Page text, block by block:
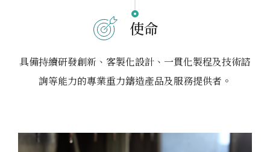
使命
具備持續研發創新、客製化設計、一貫化製程及技術諮
詢等能力的專業重力鑄造產品及服務提供者。